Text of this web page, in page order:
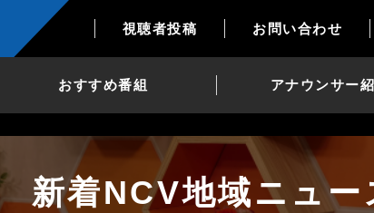
視聴者投稿 お問い合わせ
おすすめ番組 アナウンサー
新着NCV地域ニュー